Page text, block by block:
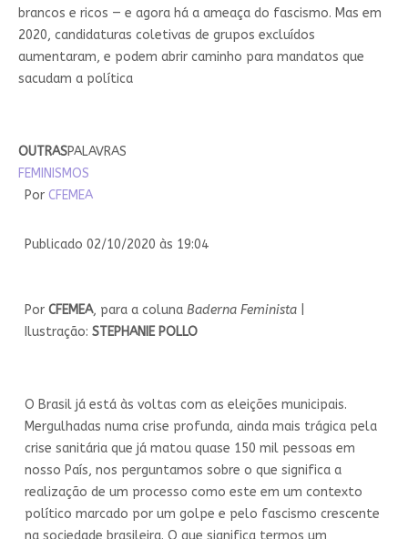
brancos e ricos — e agora há a ameaça do fascismo. Mas em
2020, candidaturas coletivas de grupos excluídos
aumentaram, e podem abrir caminho para mandatos que
sacudam a política
OUTRASPALAVRAS
FEMINISMOS
Por CFEMEA
Publicado 02/10/2020 às 19:04
Por CFEMEA, para a coluna Baderna Feminista
Ilustração: STEPHANIE POLLO
O Brasil já está às voltas com as eleições municipais.
Mergulhadas numa crise profunda, ainda mais trágica pela
crise sanitária que já matou quase 150 mil pessoas em
nosso País, nos perguntamos sobre o que significa a
realização de um processo como este em um contexto
político marcado por um golpe e pelo fascismo crescente
na sociedade brasileira. O que significa termos um